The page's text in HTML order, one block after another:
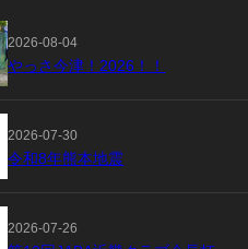
2026-08-04
やっさ今津！2026！！
2026-07-30
令和8年熊本地震
2026-07-26